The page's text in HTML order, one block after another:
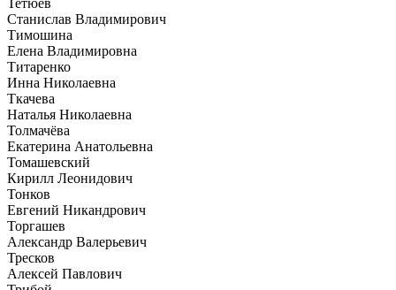
Тетюев
Станислав Владимирович
Тимошина
Елена Владимировна
Титаренко
Инна Николаевна
Ткачева
Наталья Николаевна
Толмачёва
Екатерина Анатольевна
Томашевский
Кирилл Леонидович
Тонков
Евгений Никандрович
Торгашев
Александр Валерьевич
Тресков
Алексей Павлович